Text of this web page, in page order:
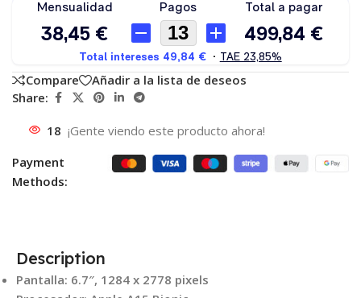
Compare
Añadir a la lista de deseos
Share:
18 ¡Gente viendo este producto ahora!
Payment
Methods:
Description
Pantalla: 6.7″, 1284 x 2778 pixels